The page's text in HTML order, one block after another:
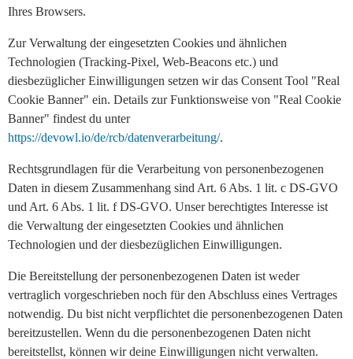
Ihres Browsers.
Zur Verwaltung der eingesetzten Cookies und ähnlichen
Technologien (Tracking-Pixel, Web-Beacons etc.) und
diesbezüglicher Einwilligungen setzen wir das Consent Tool "Real
Cookie Banner" ein. Details zur Funktionsweise von "Real Cookie
Banner" findest du unter
https://devowl.io/de/rcb/datenverarbeitung/.
Rechtsgrundlagen für die Verarbeitung von personenbezogenen
Daten in diesem Zusammenhang sind Art. 6 Abs. 1 lit. c DS-GVO
und Art. 6 Abs. 1 lit. f DS-GVO. Unser berechtigtes Interesse ist
die Verwaltung der eingesetzten Cookies und ähnlichen
Technologien und der diesbezüglichen Einwilligungen.
Die Bereitstellung der personenbezogenen Daten ist weder
vertraglich vorgeschrieben noch für den Abschluss eines Vertrages
notwendig. Du bist nicht verpflichtet die personenbezogenen Daten
bereitzustellen. Wenn du die personenbezogenen Daten nicht
bereitstellst, können wir deine Einwilligungen nicht verwalten.